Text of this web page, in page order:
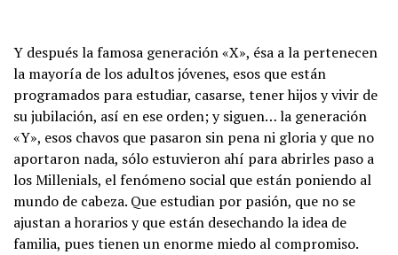
Y después la famosa generación «X», ésa a la pertenecen
la mayoría de los adultos jóvenes, esos que están
programados para estudiar, casarse, tener hijos y vivir de
su jubilación, así en ese orden; y siguen… la generación
«Y», esos chavos que pasaron sin pena ni gloria y que no
aportaron nada, sólo estuvieron ahí para abrirles paso a
los Millenials, el fenómeno social que están poniendo al
mundo de cabeza. Que estudian por pasión, que no se
ajustan a horarios y que están desechando la idea de
familia, pues tienen un enorme miedo al compromiso.